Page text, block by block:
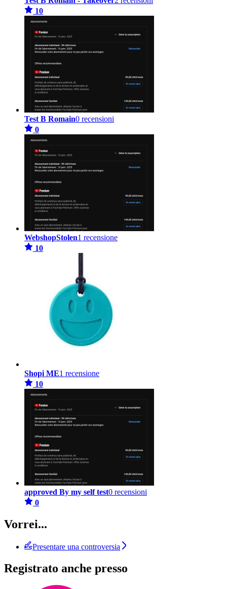
10
Test B Romain0 recensioni
0
WebshopStolen1 recensione
10
Shopi ME1 recensione
10
approved By my self test0 recensioni
0
Vorrei...
Presentare una controversia
Registrato anche presso